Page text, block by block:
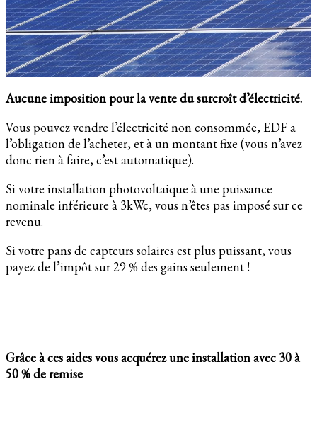
Aucune imposition pour la vente du surcroît d’électricité.
Vous pouvez vendre l’électricité non consommée, EDF a
l’obligation de l’acheter, et à un montant fixe (vous n’avez
donc rien à faire, c’est automatique).
Si votre installation photovoltaique à une puissance
nominale inférieure à 3kWc, vous n’êtes pas imposé sur ce
revenu.
Si votre pans de capteurs solaires est plus puissant, vous
payez de l’impôt sur 29 % des gains seulement !
Grâce à ces aides vous acquérez une installation avec 30 à
50 % de remise